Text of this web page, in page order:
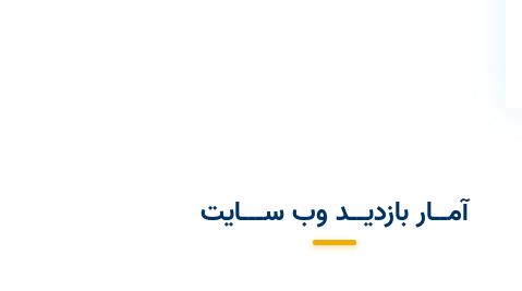
آمــار بازدیــد وب ســـایت